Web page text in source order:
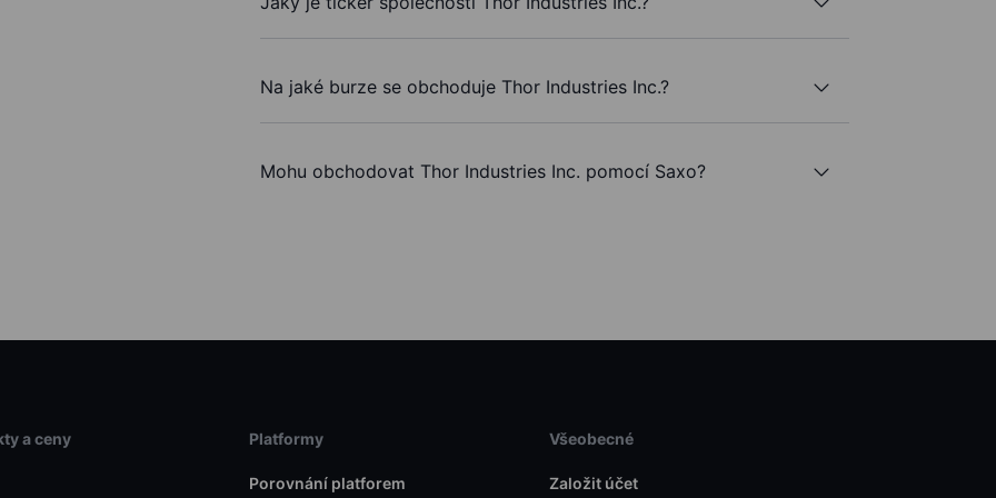
Na jaké burze se obchoduje Thor Industries Inc.?
Mohu obchodovat Thor Industries Inc. pomocí Saxo?
a ceny Platformy
Porovnání platforem
Všeobecné
Založit účet